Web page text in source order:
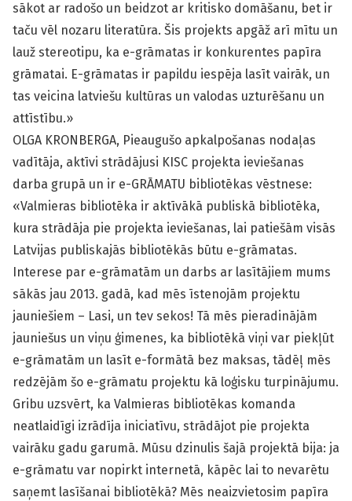
sākot ar radošo un beidzot ar kritisko domāšanu, bet ir
taču vēl nozaru literatūra. Šis projekts apgāž arī mītu un
lauž stereotipu, ka e-grāmatas ir konkurentes papīra
grāmatai. E-grāmatas ir papildu iespēja lasīt vairāk, un
tas veicina latviešu kultūras un valodas uzturēšanu un
attīstību.»
OLGA KRONBERGA, Pieaugušo apkalpošanas nodaļas
vadītāja, aktīvi strādājusi KISC projekta ieviešanas
darba grupā un ir e-GRĀMATU bibliotēkas vēstnese:
«Valmieras bibliotēka ir aktīvākā publiskā bibliotēka,
kura strādāja pie projekta ieviešanas, lai patiešām visās
Latvijas publiskajās bibliotēkās būtu e-grāmatas.
Interese par e-grāmatām un darbs ar lasītājiem mums
sākās jau 2013. gadā, kad mēs īstenojām projektu
jauniešiem – Lasi, un tev sekos! Tā mēs pieradinājām
jauniešus un viņu ģimenes, ka bibliotēkā viņi var piekļūt
e-grāmatām un lasīt e-formātā bez maksas, tādēļ mēs
redzējām šo e-grāmatu projektu kā loģisku turpinājumu.
Gribu uzsvērt, ka Valmieras bibliotēkas komanda
neatlaidīgi izrādīja iniciatīvu, strādājot pie projekta
vairāku gadu garumā. Mūsu dzinulis šajā projektā bija: ja
e-grāmatu var nopirkt internetā, kāpēc lai to nevarētu
saņemt lasīšanai bibliotēkā? Mēs neaizvietosim papīra